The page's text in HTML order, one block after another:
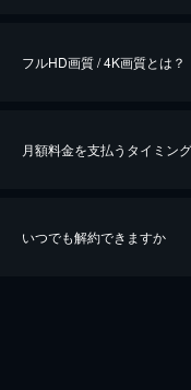
※40％ポイント還元の対象は、ク
iOSアプリのUコイン決済によ
フルHD画質 / 4K画質とは？
月額料金を支払うタイミン
いつでも解約できますか